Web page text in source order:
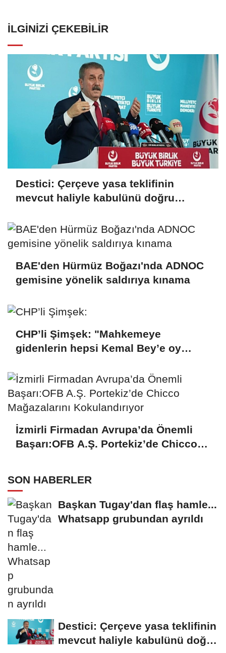
İLGINIZI ÇEKEBILIR
Destici: Çerçeve yasa teklifinin
mevcut haliyle kabulünü doğru
BAE'den Hürmüz Boğazı'nda ADNOC
gemisine yönelik saldırıya kınama
CHP’li Şimşek: "Mahkemeye
gidenlerin hepsi Kemal Bey’e oy
İzmirli Firmadan Avrupa’da Önemli
Başarı:OFB A.Ş. Portekiz’de Chicco
SON HABERLER
Başkan Tugay'dan flaş hamle...
Whatsapp grubundan ayrıldı
Destici: Çerçeve yasa teklifinin
mevcut haliyle kabulünü doğru